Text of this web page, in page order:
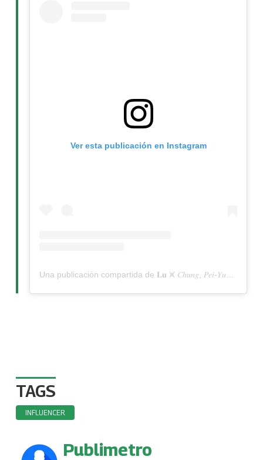
Ver esta publicación en Instagram
TAGS
INFLUENCER
Publimetro